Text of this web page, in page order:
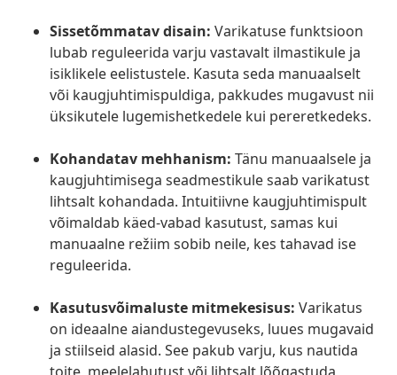
Sissetõmmatav disain: Varikatuse funktsioon
lubab reguleerida varju vastavalt ilmastikule ja
isiklikele eelistustele. Kasuta seda manuaalselt
või kaugjuhtimispuldiga, pakkudes mugavust nii
üksikutele lugemishetkedele kui pereretkedeks.
Kohandatav mehhanism: Tänu manuaalsele ja
kaugjuhtimisega seadmestikule saab varikatust
lihtsalt kohandada. Intuitiivne kaugjuhtimispult
võimaldab käed-vabad kasutust, samas kui
manuaalne režiim sobib neile, kes tahavad ise
reguleerida.
Kasutusvõimaluste mitmekesisus: Varikatus
on ideaalne aiandustegevuseks, luues mugavaid
ja stiilseid alasid. See pakub varju, kus nautida